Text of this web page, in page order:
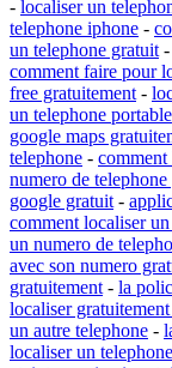
- localiser un
telephone iphone -
un telephone gratuit -
comment faire pour
free gratuitement -
un telephone portable
google maps
telephone -
numero de
google gratuit -
comment localiser
un numero de
avec son numero
gratuitement - la
localiser
un autre telephone -
localiser un